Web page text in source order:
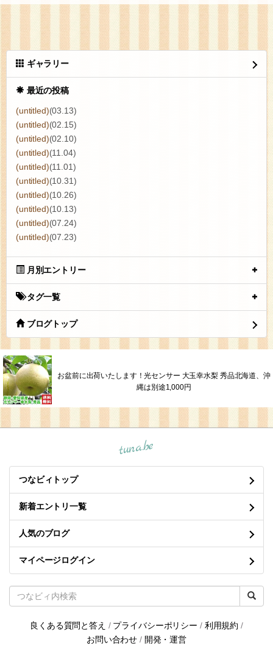
ギャラリー
最近の投稿
(untitled)(03.13)
(untitled)(02.15)
(untitled)(02.10)
(untitled)(11.04)
(untitled)(11.01)
(untitled)(10.31)
(untitled)(10.26)
(untitled)(10.13)
(untitled)(07.24)
(untitled)(07.23)
月別エントリー
タグ一覧
ブログトップ
お盆前に出荷いたします！光センサー 大玉幸水梨 秀品北海道、沖
縄は別途1,000円
tuna.be
つなビィトップ
新着エントリ一覧
人気のブログ
マイページログイン
良くある質問と答え / プライバシーポリシー / 利用規約 /
お問い合わせ / 開発・運営